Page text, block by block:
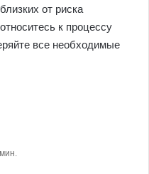
от риска
к процессу
все необходимые